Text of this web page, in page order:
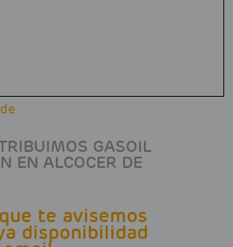
GASOIL
EN ALCOCER DE
te avisemos
disponibilidad